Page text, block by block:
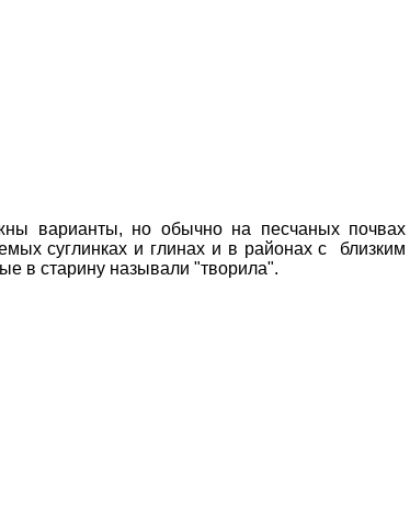
варианты, но обычно на песчаных почвах
суглинках и глинах и в районах с близким
в старину называли "творила".